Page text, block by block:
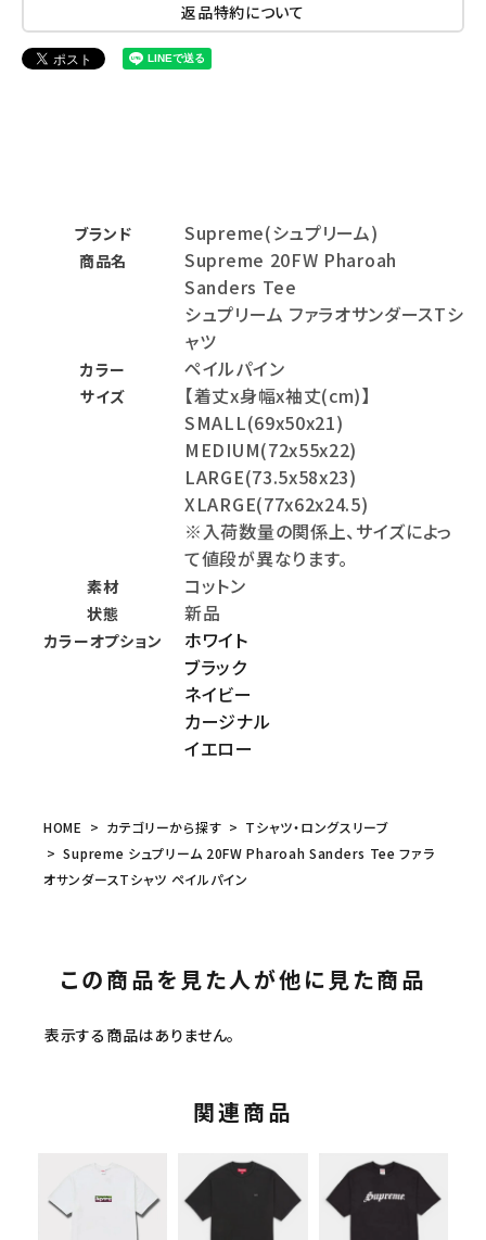
返品特約について
ブランド Supreme(シュプリーム)
商品名
Supreme 20FW Pharoah
Sanders Tee
シュプリーム ファラオサンダースTシ
ャツ
カラー ペイルパイン
サイズ
【着丈x身幅x袖丈(cm)】
SMALL(69x50x21)
MEDIUM(72x55x22)
LARGE(73.5x58x23)
XLARGE(77x62x24.5)
※入荷数量の関係上、サイズによっ
て値段が異なります。
素材 コットン
状態 新品
カラーオプション
ホワイト
ブラック
ネイビー
カージナル
イエロー
HOME カテゴリーから探す
Tシャツ・ロングスリーブ
Supreme シュプリーム 20FW Pharoah Sanders Tee ファラ
オサンダースTシャツ ペイルパイン
この商品を見た人が他に見た商品
表示する商品はありません。
関連商品